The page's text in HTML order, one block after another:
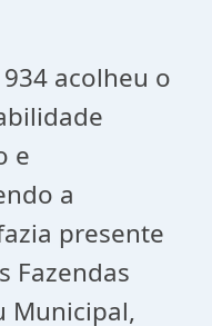
acolheu o
e
a
presente
Fazendas
Municipal,